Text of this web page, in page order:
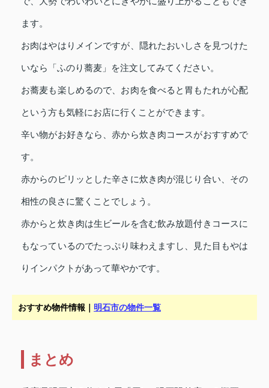
ます。
お肉はやはりメインですが、隠れたおいしさを見つけた
いなら「ふのり蕎麦」を注文してみてください。
お蕎麦も楽しめるので、お肉を食べると胃もたれが心配
という方も気軽にお店に行くことができます。
辛い物がお好きなら、赤から炊き肉コースがおすすめで
す。
赤からのピリッとした辛さに炊き肉が混じり合い、その
相性の良さに驚くことでしょう。
赤からと炊き肉は生ビールを含む飲み放題付きコースに
もなっているのでたっぷり味わえますし、見た目もやは
りインパクトがあって華やかです。
おすすめ物件情報｜ 明石市の物件一覧
まとめ